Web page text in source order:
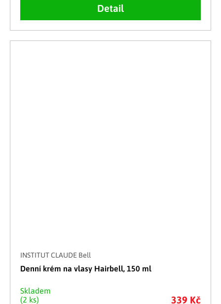
Detail
INSTITUT CLAUDE Bell
Denní krém na vlasy Hairbell, 150 ml
Skladem
(2 ks)
339 Kč